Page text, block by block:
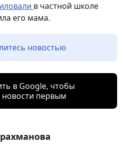
в частной школе
его мама.
новостью
в Google, чтобы
новости первым